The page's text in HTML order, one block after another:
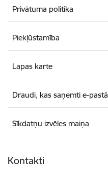
Privātuma politika
Piekļūstamība
Lapas karte
Draudi, kas saņemti e-pastā
Sīkdatņu izvēles maiņa
Kontakti